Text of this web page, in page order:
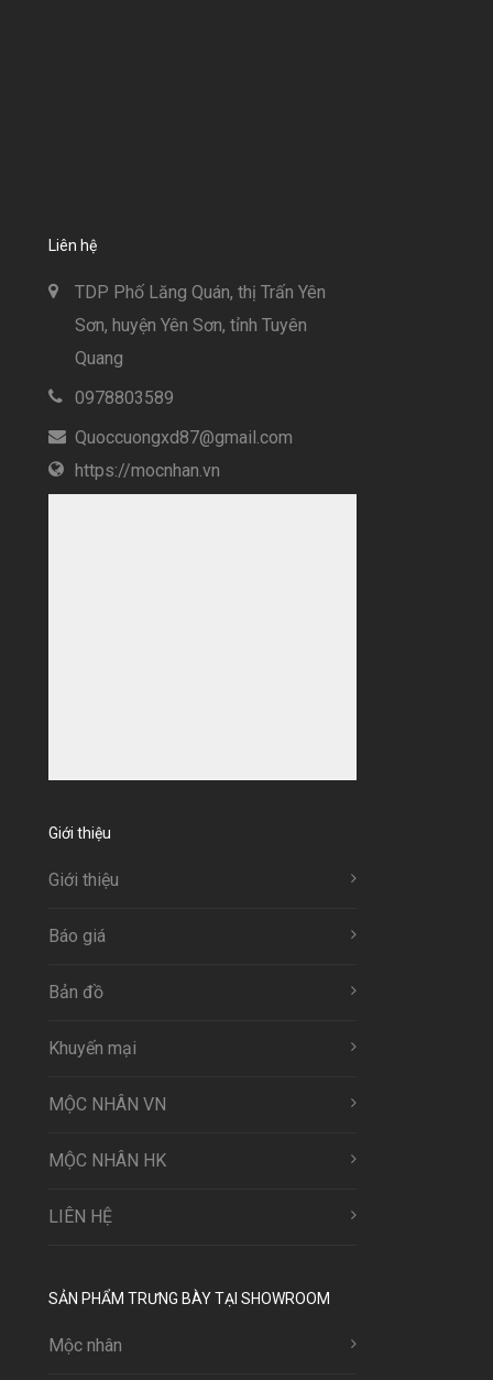
Liên hệ
TDP Phố Lăng Quán, thị Trấn Yên
Sơn, huyện Yên Sơn, tỉnh Tuyên
Quang
0978803589
Quoccuongxd87@gmail.com
https://mocnhan.vn
Giới thiệu
Giới thiệu
Báo giá
Bản đồ
Khuyến mại
MỘC NHÂN VN
MỘC NHÂN HK
LIÊN HỆ
SẢN PHẨM TRƯNG BÀY TẠI SHOWROOM
Mộc nhân